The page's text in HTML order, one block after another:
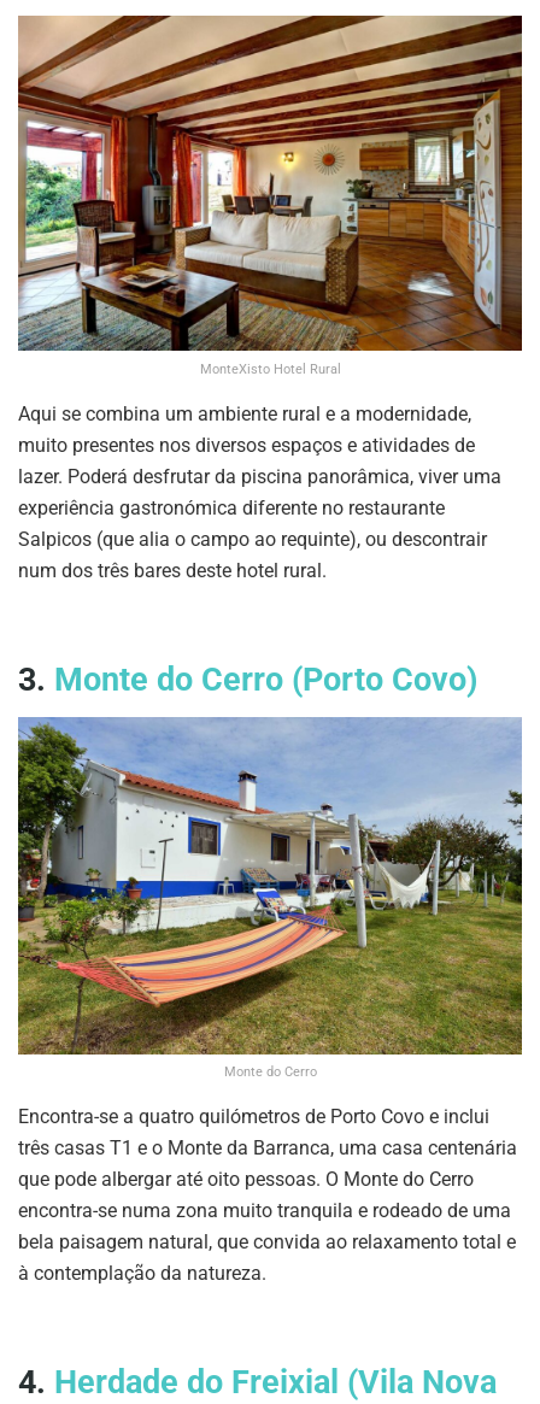
MonteXisto Hotel Rural
Aqui se combina um ambiente rural e a modernidade,
muito presentes nos diversos espaços e atividades de
lazer. Poderá desfrutar da piscina panorâmica, viver uma
experiência gastronómica diferente no restaurante
Salpicos (que alia o campo ao requinte), ou descontrair
num dos três bares deste hotel rural.
3. Monte do Cerro (Porto Covo)
Monte do Cerro
Encontra-se a quatro quilómetros de Porto Covo e inclui
três casas T1 e o Monte da Barranca, uma casa centenária
que pode albergar até oito pessoas. O Monte do Cerro
encontra-se numa zona muito tranquila e rodeado de uma
bela paisagem natural, que convida ao relaxamento total e
à contemplação da natureza.
4. Herdade do Freixial (Vila Nova